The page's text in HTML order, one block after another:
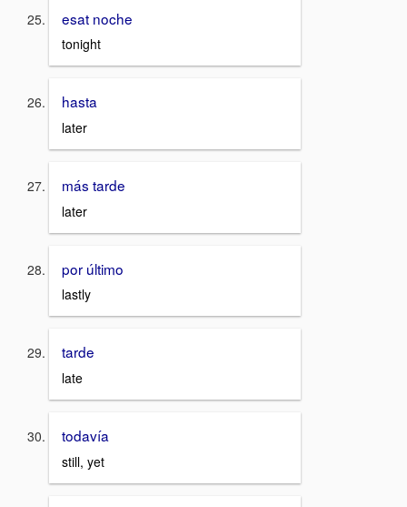
esat noche
tonight
hasta
later
más tarde
later
por último
lastly
tarde
late
todavía
still, yet